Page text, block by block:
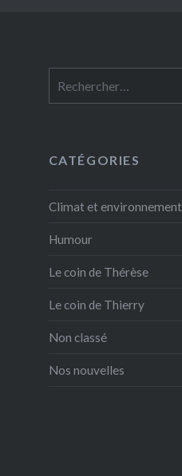
CATÉGORIES
Climat et environnement
Humour
Le coin de Thérèse
Le coin de Thierry
Non classé
Nos nouvelles